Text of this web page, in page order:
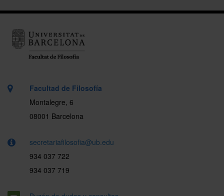
Facultad de Filosofía
Montalegre, 6
08001 Barcelona
secretariafilosofia@ub.edu
934 037 722
934 037 719